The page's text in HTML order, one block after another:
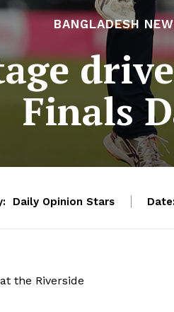
BANGLADESH
Finals
Daily Opinion Stars Date:
the Riverside